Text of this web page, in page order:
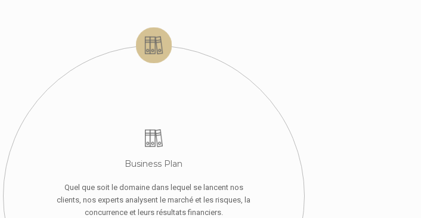
Business Plan
Quel que soit le domaine dans lequel se lancent nos
clients, nos experts analysent le marché et les risques, la
concurrence et leurs résultats financiers.